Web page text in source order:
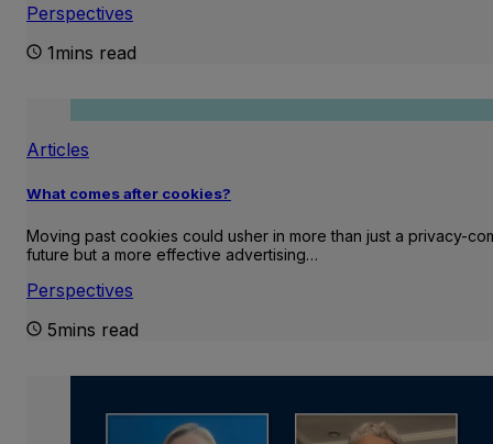
Perspectives
1mins read
Articles
What comes after cookies?
Moving past cookies could usher in more than just a privacy-
future but a more effective advertising…
Perspectives
5mins read